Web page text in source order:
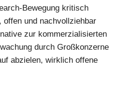
Bewegung kritisch
und nachvollziehbar
zur kommerzialisierten
durch Großkonzerne
abzielen, wirklich offene